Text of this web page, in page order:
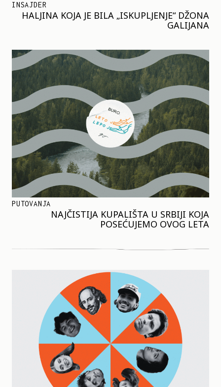
INSAJDER
HALJINA KOJA JE BILA „ISKUPLJENJE“ DŽONA
GALIJANA
PUTOVANJA
NAJČISTIJA KUPALIŠTA U SRBIJI KOJA
POSEĆUJEMO OVOG LETA